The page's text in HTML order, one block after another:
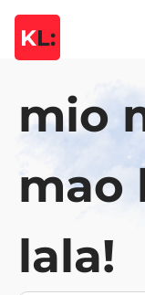
KL:
mio
mao
lala!